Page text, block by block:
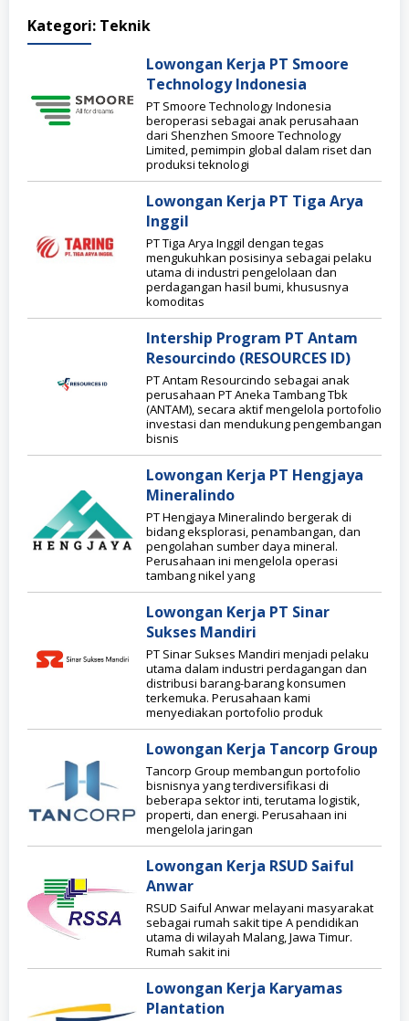
Kategori: Teknik
Lowongan Kerja PT Smoore
Technology Indonesia
PT Smoore Technology Indonesia
beroperasi sebagai anak perusahaan
dari Shenzhen Smoore Technology
Limited, pemimpin global dalam riset dan
produksi teknologi
Lowongan Kerja PT Tiga Arya
Inggil
PT Tiga Arya Inggil dengan tegas
mengukuhkan posisinya sebagai pelaku
utama di industri pengelolaan dan
perdagangan hasil bumi, khususnya
komoditas
Intership Program PT Antam
Resourcindo (RESOURCES ID)
PT Antam Resourcindo sebagai anak
perusahaan PT Aneka Tambang Tbk
(ANTAM), secara aktif mengelola portofolio
investasi dan mendukung pengembangan
bisnis
Lowongan Kerja PT Hengjaya
Mineralindo
PT Hengjaya Mineralindo bergerak di
bidang eksplorasi, penambangan, dan
pengolahan sumber daya mineral.
Perusahaan ini mengelola operasi
tambang nikel yang
Lowongan Kerja PT Sinar
Sukses Mandiri
PT Sinar Sukses Mandiri menjadi pelaku
utama dalam industri perdagangan dan
distribusi barang-barang konsumen
terkemuka. Perusahaan kami
menyediakan portofolio produk
Lowongan Kerja Tancorp Group
Tancorp Group membangun portofolio
bisnisnya yang terdiversifikasi di
beberapa sektor inti, terutama logistik,
properti, dan energi. Perusahaan ini
mengelola jaringan
Lowongan Kerja RSUD Saiful
Anwar
RSUD Saiful Anwar melayani masyarakat
sebagai rumah sakit tipe A pendidikan
utama di wilayah Malang, Jawa Timur.
Rumah sakit ini
Lowongan Kerja Karyamas
Plantation